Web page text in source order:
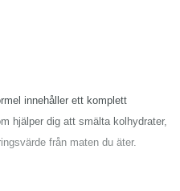
innehåller ett komplett
hjälper dig att smälta kolhydrater,
från maten du äter.